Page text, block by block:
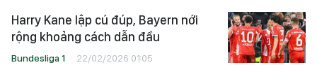
Harry Kane lập cú đúp, Bayern nới
rộng khoảng cách dẫn đầu
Bundesliga 1 22/02/2026 01:05